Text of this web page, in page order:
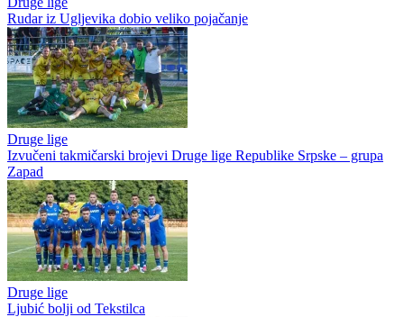
Rudar iz Ugljevika dobio veliko pojačanje
Druge lige
Izvučeni takmičarski brojevi Druge lige Republike Srpske – grupa
Zapad
Druge lige
Ljubić bolji od Tekstilca